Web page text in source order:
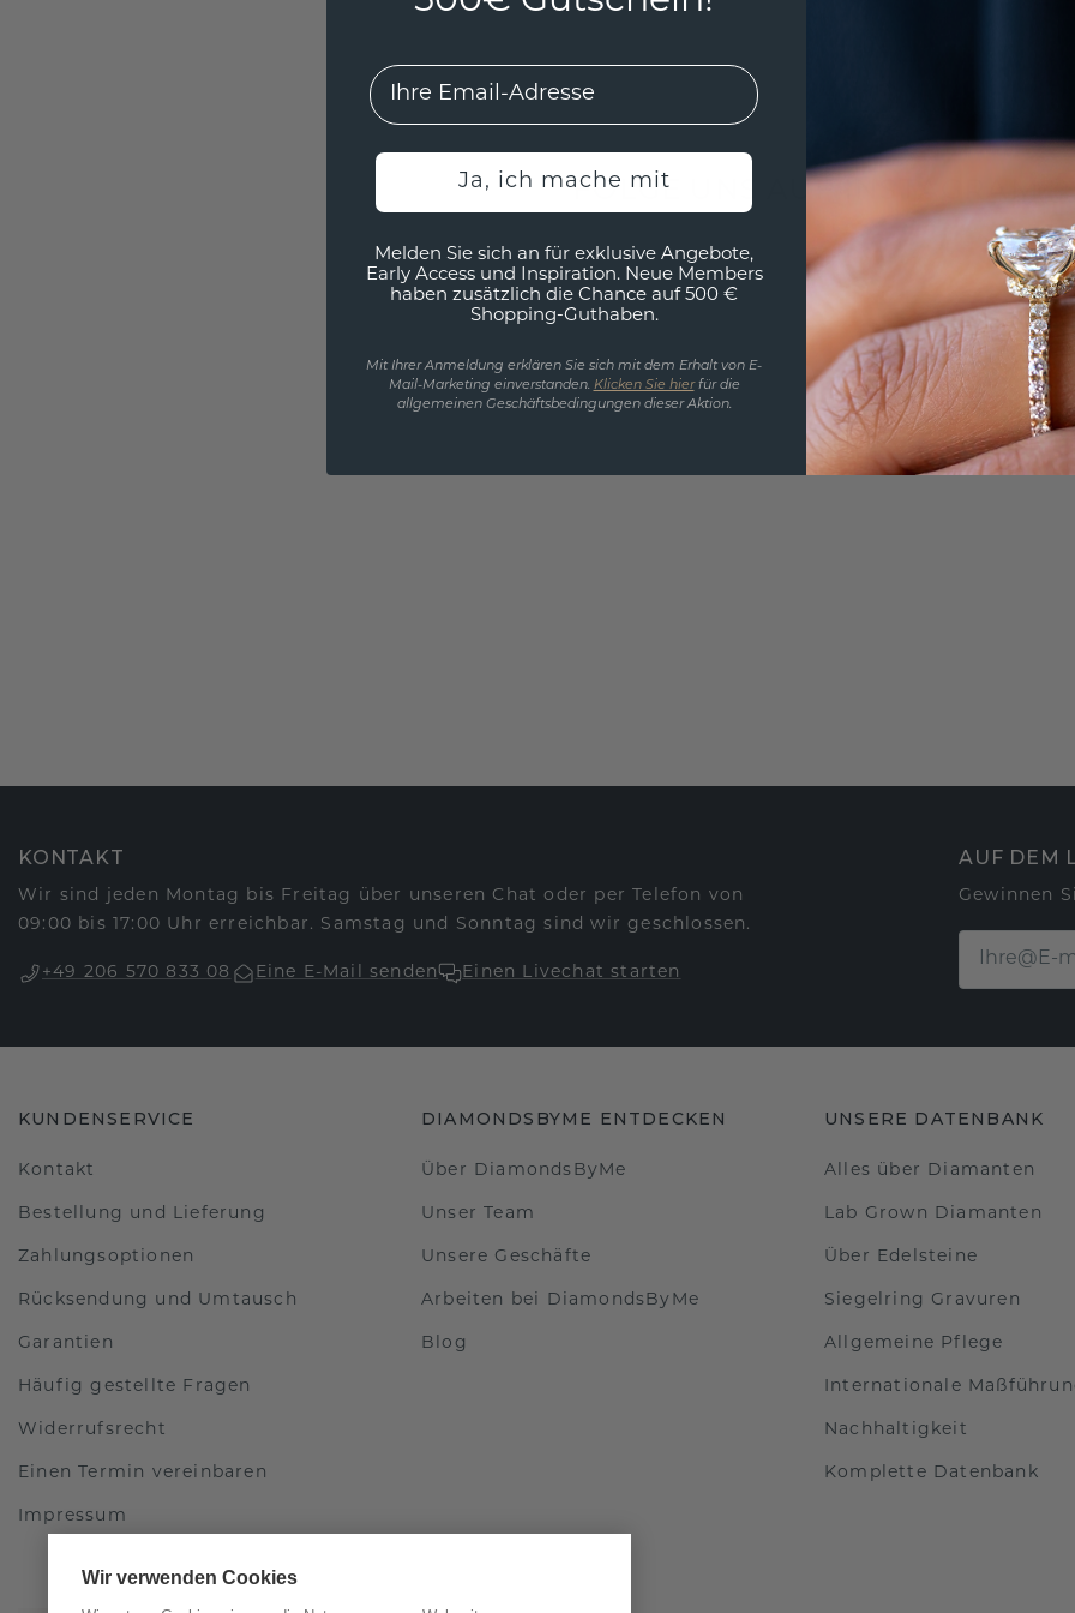
FOLGE UNS AUF INSTAGRAM
KONTAKT
Wir sind jeden Montag bis Freitag über unseren Chat oder per Telefon von
09:00 bis 17:00 Uhr erreichbar. Samstag und Sonntag sind wir geschlossen.
+49 206 570 833 08 Eine E-Mail senden Einen Livechat starten
AUF DEM
Gewinnen
KUNDENSERVICE
Kontakt
Bestellung und Lieferung
Zahlungsoptionen
Rücksendung und Umtausch
Garantien
Häufig gestellte Fragen
Widerrufsrecht
Einen Termin vereinbaren
Impressum
DIAMONDSBYME ENTDECKEN
Über DiamondsByMe
Unser Team
Unsere Geschäfte
Arbeiten bei DiamondsByMe
Blog
UNSERE DATENBANK
Alles über Diamanten
Lab Grown Diamanten
Über Edelsteine
Siegelring Gravuren
Allgemeine Pflege
Internationale
Nachhaltigkeit
Komplette Datenbank
Wir verwenden Cookies
EMail
Ja, ich mache mit
Melden Sie sich an für exklusive Angebote,
Early Access und Inspiration. Neue Members
haben zusätzlich die Chance auf 500 €
Shopping-Guthaben.
Mit Ihrer Anmeldung erklären Sie sich mit dem Erhalt von E-
Mail-Marketing einverstanden. Klicken Sie hierfür die
allgemeinen Geschäftsbedingungen dieser Aktion.